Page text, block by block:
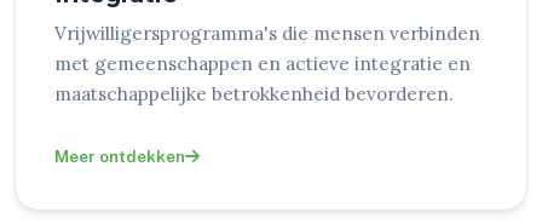
Vrijwilligersprogramma's die mensen verbinden
met gemeenschappen en actieve integratie en
maatschappelijke betrokkenheid bevorderen.
Meer ontdekken